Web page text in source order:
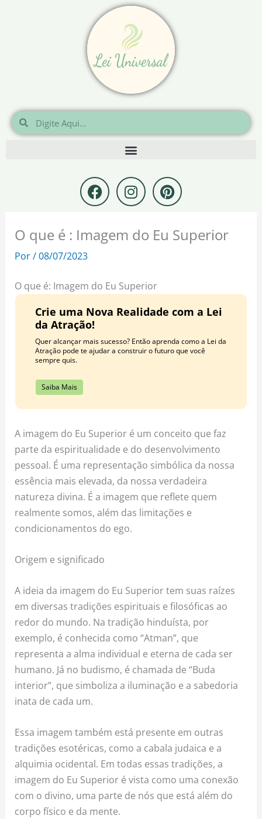
Pesquisar
Pesquisar
F
a
c
e
b
k
I
n
s
t
a
a
m
P
i
n
t
e
t
O que é : Imagem do Eu Superior
Por/08/07/2023
O que é: Imagem do Eu Superior
Crie uma Nova Realidade com a Lei
da Atração!
Quer alcançar mais sucesso? Então aprenda como a Lei da
Atração pode te ajudar a construir o futuro que você
sempre quis.
Saiba Mais
A imagem do Eu Superior é um conceito que faz
parte da espiritualidade e do desenvolvimento
pessoal. É uma representação simbólica da nossa
essência mais elevada, da nossa verdadeira
natureza divina. É a imagem que reflete quem
realmente somos, além das limitações e
condicionamentos do ego.
Origem e significado
A ideia da imagem do Eu Superior tem suas raízes
em diversas tradições espirituais e filosóficas ao
redor do mundo. Na tradição hinduísta, por
exemplo, é conhecida como “Atman”, que
representa a alma individual e eterna de cada ser
humano. Já no budismo, é chamada de “Buda
interior”, que simboliza a iluminação e a sabedoria
inata de cada um.
Essa imagem também está presente em outras
tradições esotéricas, como a cabala judaica e a
alquimia ocidental. Em todas essas tradições, a
imagem do Eu Superior é vista como uma conexão
com o divino, uma parte de nós que está além do
corpo físico e da mente.